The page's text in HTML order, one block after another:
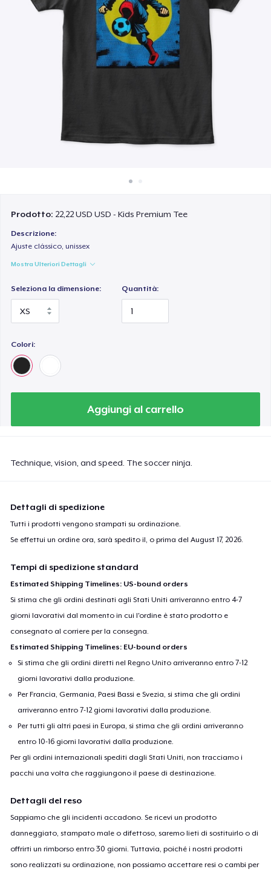
Vendi ovunque
Vendi qualsiasi cosa
Prodotto: 22,22 USD USD - Kids Premium Tee
Descrizione:
Ajuste clássico, unissex
Mostra Ulteriori Dettagli
Seleziona la dimensione: Quantità:
Colori:
Aggiungi al carrello
Technique, vision, and speed. The soccer ninja.
Dettagli di spedizione
Tutti i prodotti vengono stampati su ordinazione.
Se effettui un ordine ora, sarà spedito il, o prima delAugust 17, 2026
Tempi di spedizione standard
Estimated Shipping Timelines: US-bound orders
Si stima che gli ordini destinati agli Stati Uniti arriveranno entro 4-7
giorni lavorativi dal momento in cui l'ordine è stato prodotto e
consegnato al corriere per la consegna.
Estimated Shipping Timelines: EU-bound orders
Si stima che gli ordini diretti nel Regno Unito arriveranno entro 7-12
giorni lavorativi dalla produzione.
Per Francia, Germania, Paesi Bassi e Svezia, si stima che gli ordini
arriveranno entro 7-12 giorni lavorativi dalla produzione.
Per tutti gli altri paesi in Europa, si stima che gli ordini arriveranno
entro 10-16 giorni lavorativi dalla produzione.
Per gli ordini internazionali spediti dagli Stati Uniti, non tracciamo i
pacchi una volta che raggiungono il paese di destinazione.
Dettagli del reso
Sappiamo che gli incidenti accadono. Se ricevi un prodotto
danneggiato, stampato male o difettoso, saremo lieti di sostituirlo o di
offrirti un rimborso entro 30 giorni. Tuttavia, poiché i nostri prodotti
sono realizzati su ordinazione, non possiamo accettare resi o cambi per